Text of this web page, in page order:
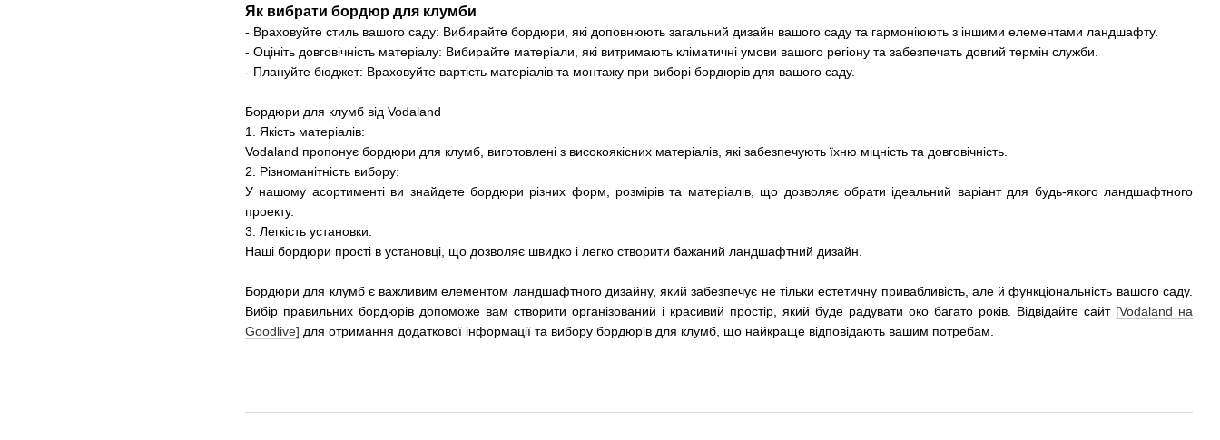
Як вибрати бордюр для клумби
- Враховуйте стиль вашого саду: Вибирайте бордюри, які доповнюють загальний дизайн вашого саду та гармоніюють з іншими елементами ландшафту.
- Оцініть довговічність матеріалу: Вибирайте матеріали, які витримають кліматичні умови вашого регіону та забезпечать довгий термін служби.
- Плануйте бюджет: Враховуйте вартість матеріалів та монтажу при виборі бордюрів для вашого саду.
Бордюри для клумб від Vodaland
1. Якість матеріалів:
Vodaland пропонує бордюри для клумб, виготовлені з високоякісних матеріалів, які забезпечують їхню міцність та довговічність.
2. Різноманітність вибору:
У нашому асортименті ви знайдете бордюри різних форм, розмірів та матеріалів, що дозволяє обрати ідеальний варіант для будь-якого ландшафтного
проекту.
3. Легкість установки:
Наші бордюри прості в установці, що дозволяє швидко і легко створити бажаний ландшафтний дизайн.
Бордюри для клумб є важливим елементом ландшафтного дизайну, який забезпечує не тільки естетичну привабливість, але й функціональність вашого саду.
Вибір правильних бордюрів допоможе вам створити організований і красивий простір, який буде радувати око багато років. Відвідайте сайт [Vodaland на
Goodlive] для отримання додаткової інформації та вибору бордюрів для клумб, що найкраще відповідають вашим потребам.